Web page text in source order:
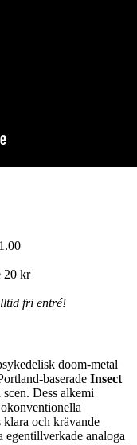
20 kr
fri entré!
doom-metal
baserade Insect
Dess alkemi
och krävande
egentillverkade analoga